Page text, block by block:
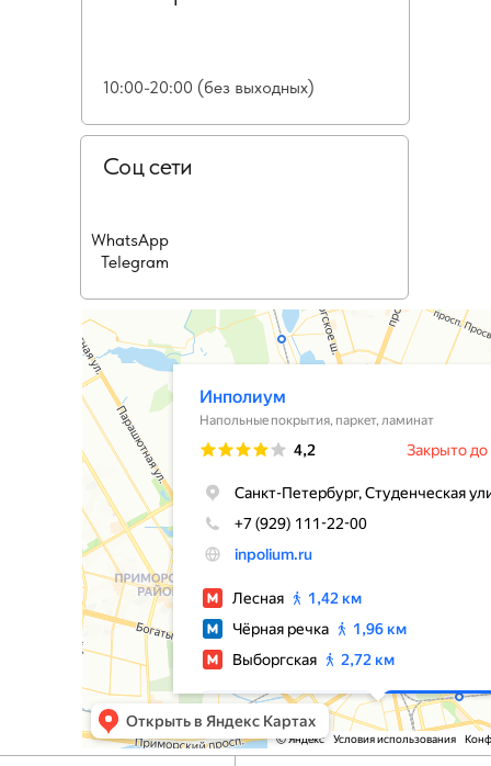
10:00-20:00 (без выходных)
Соц сети
WhatsApp
Telegram